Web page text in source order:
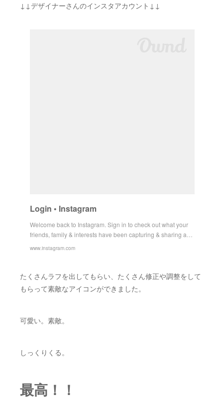
↓↓デザイナーさんのインスタアカウント↓↓
Login • Instagram
Welcome back to Instagram. Sign in to check out what your
friends, family & interests have been capturing & sharing a…
www.instagram.com
たくさんラフを出してもらい、たくさん修正や調整をして
もらって素敵なアイコンができました。
可愛い。素敵。
しっくりくる。
最高！！